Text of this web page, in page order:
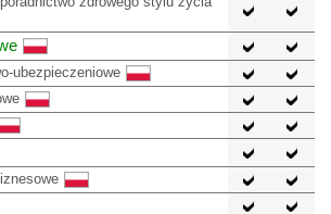
ubezpieczeniowe